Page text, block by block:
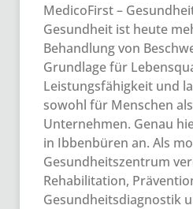
MedicoFirst –
Gesundheit ist heute
Behandlung von
Grundlage für
Leistungsfähigkeit und
sowohl für Menschen
Unternehmen. Genau
in Ibbenbüren an. Als
Gesundheitszentrum
Rehabilitation,
Gesundheitsdiagnostik